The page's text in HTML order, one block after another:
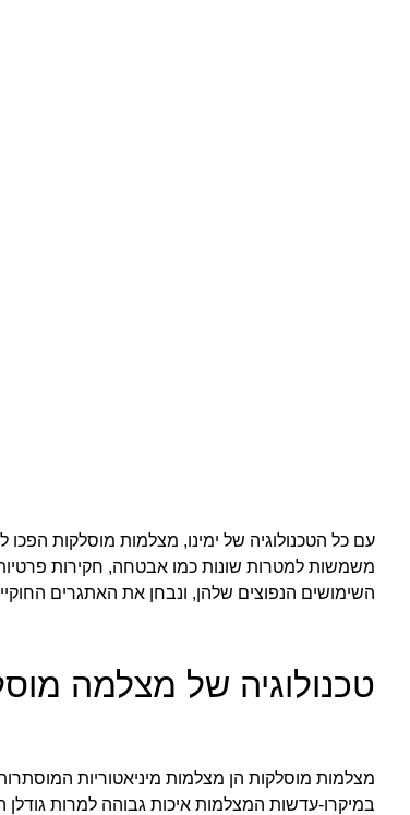
עם כל הטכנולוגיה של ימינו, מצלמות מוסלקות הפכו
משמשות למטרות שונות כמו אבטחה, חקירות
השימושים הנפוצים שלהן, ונבחן את האתגרים
טכנולוגיה של מצלמה
מצלמות מוסלקות הן מצלמות מיניאטוריות
במיקרו-עדשות המצלמות איכות גבוהה למרות